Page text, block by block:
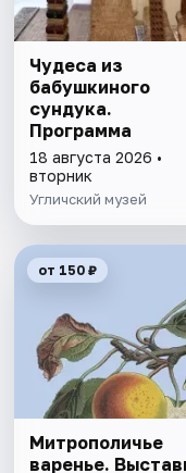
Чудеса из
бабушкиного
сундука.
Программа
18 августа 2026 •
вторник
Угличский музей
от 150 ₽
Митрополичье
варенье.